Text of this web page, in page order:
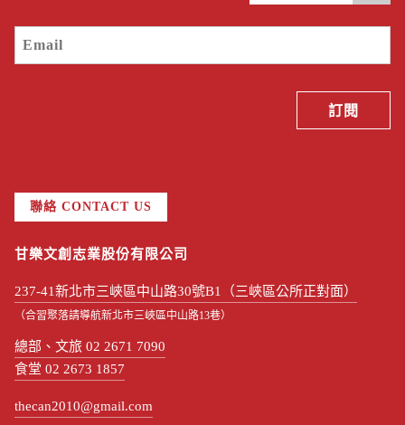
聯絡 CONTACT US
甘樂文創志業股份有限公司
237-41新北市三峽區中山路30號B1（三峽區公所正對面）
（合習聚落請導航新北市三峽區中山路13巷）
總部、文旅 02 2671 7090
食堂 02 2673 1857
thecan2010@gmail.com